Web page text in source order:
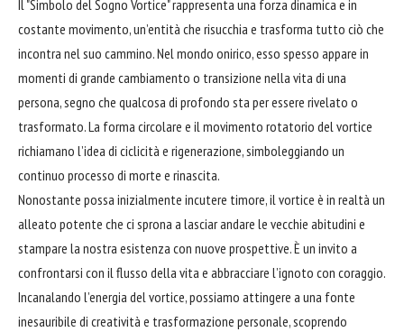
Il "Simbolo del Sogno Vortice" rappresenta una forza dinamica e in
costante movimento, un’entità che risucchia e trasforma tutto ciò che
incontra nel suo cammino. Nel mondo onirico, esso spesso appare in
momenti di grande cambiamento o transizione nella vita di una
persona, segno che qualcosa di profondo sta per essere rivelato o
trasformato. La forma circolare e il movimento rotatorio del vortice
richiamano l’idea di ciclicità e rigenerazione, simboleggiando un
continuo processo di morte e rinascita.
Nonostante possa inizialmente incutere timore, il vortice è in realtà un
alleato potente che ci sprona a lasciar andare le vecchie abitudini e
stampare la nostra esistenza con nuove prospettive. È un invito a
confrontarsi con il flusso della vita e abbracciare l’ignoto con coraggio.
Incanalando l’energia del vortice, possiamo attingere a una fonte
inesauribile di creatività e trasformazione personale, scoprendo